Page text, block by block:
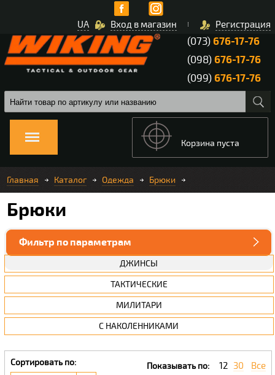
Вход в магазин Регистрация
UA
(073)676-17-76
(098)676-17-76
(099)676-17-76
Корзина пуста
Главная Каталог Одежда Брюки
Брюки
Фильтр по параметрам
ДЖИНСЫ
ТАКТИЧЕСКИЕ
МИЛИТАРИ
С НАКОЛЕННИКАМИ
Сортировать по:
Показывать по: 12 30 Все